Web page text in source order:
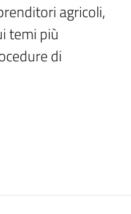
agricoli,
temi più
di